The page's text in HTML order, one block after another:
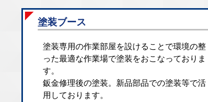
塗装ブース
塗装専用の作業部屋を設けることで環境の整
った最適な作業場で塗装をおこなっておりま
す。
鈑金修理後の塗装。新品部品での塗装等で活
用しております。